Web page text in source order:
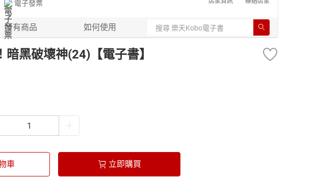
電子發票
所有商品 如何使用
暗黑破壞神(24)【電子書】
車 立即購買